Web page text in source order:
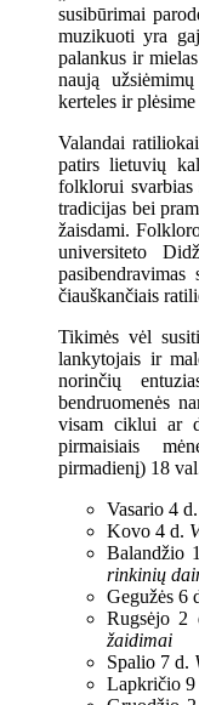
susibūrimai
muzikuoti yra
palankus ir
naują
kerteles ir
Valandai
patirs lietuvių
folklorui svarbias
tradicijas bei
žaisdami.
universiteto
čiauškančiais
Tikimės vėl
lankytojais ir
norinčių
bendruomenės
visam ciklui ar
pirmaisiais
pirmadienį) 18
Vasario 4 d.
Kovo 4 d.
Balandžio
rinkinių
Gegužės 6
Rugsėjo 2
žaidimai
Spalio 7 d.
Lapkričio 9